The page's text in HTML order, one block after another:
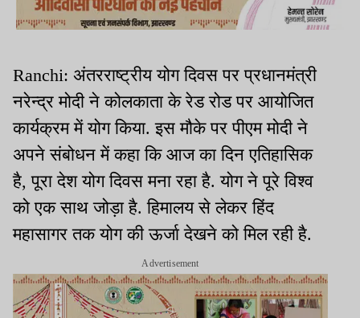
Ranchi: अंतरराष्ट्रीय योग दिवस पर प्रधानमंत्री
नरेन्द्र मोदी ने कोलकाता के रेड रोड पर आयोजित
कार्यक्रम में योग किया. इस मौके पर पीएम मोदी ने
अपने संबोधन में कहा कि आज का दिन एतिहासिक
है, पूरा देश योग दिवस मना रहा है. योग ने पूरे विश्व
को एक साथ जोड़ा है. हिमालय से लेकर हिंद
महासागर तक योग की ऊर्जा देखने को मिल रही है.
Advertisement